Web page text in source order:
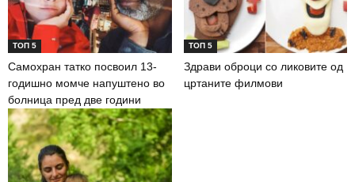
ТОП 5
Самохран татко посвоил 13-
годишно момче напуштено во
болница пред две години
ТОП 5
Здрави оброци со ликовите од
цртаните филмови